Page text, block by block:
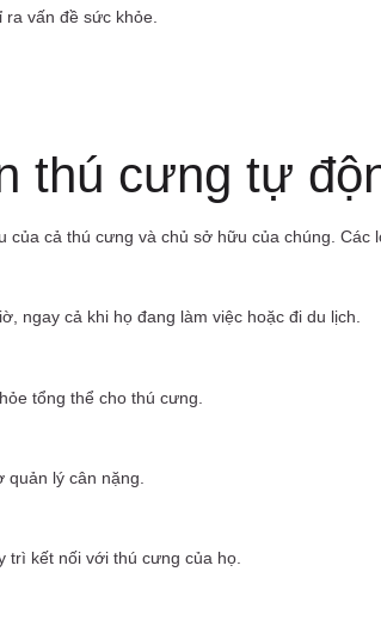
vấn đề sức khỏe.
thú cưng tự
của cả thú cưng và chủ sở hữu của chúng. Các
ngay cả khi họ đang làm việc hoặc đi du lịch.
tổng thể cho thú cưng.
lý cân nặng.
trì kết nối với thú cưng của họ.